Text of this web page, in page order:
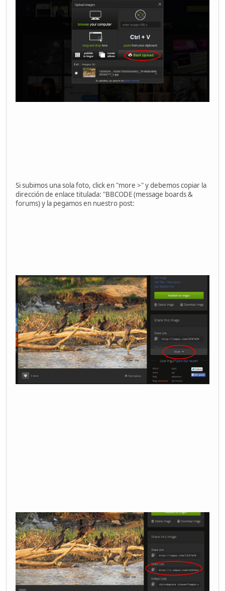
Si subimos una sola foto, click en "more >" y debemos copiar la
dirección de enlace titulada: "BBCODE (message boards &
forums) y la pegamos en nuestro post: